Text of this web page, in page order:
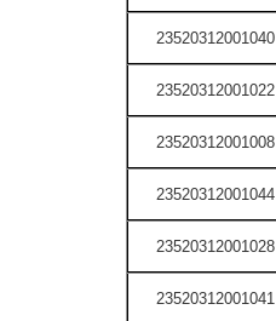
23520312001040
23520312001022
23520312001008
23520312001044
23520312001028
23520312001041